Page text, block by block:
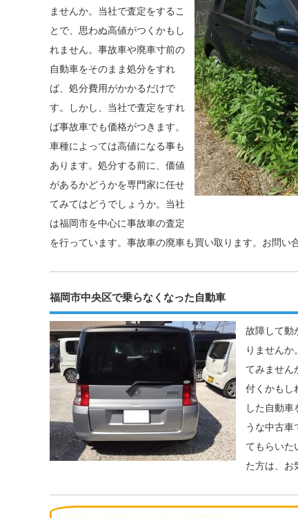
ませんか。当社で査定をするこ
とで、思わぬ高値がつくかもし
れません。事故車や廃車寸前の
自動車をそのまま処分をすれ
ば、処分費用がかかるだけで
す。しかし、当社で査定をすれ
ば事故車でも価格がつきます。
車種によっては高値になる事も
あります。処分する前に、価値
があるかどうかを専門家に任せ
てみてはどうでしょうか。当社
は福岡市を中心に事故車の査定
を行っています。事故車の廃車も買い取ります。お問い
福岡市中央区で乗らなくなった自動車
故障して動
りませんか
てみません
付くかもし
した自動
うな中古車
てもらいた
た方は、お